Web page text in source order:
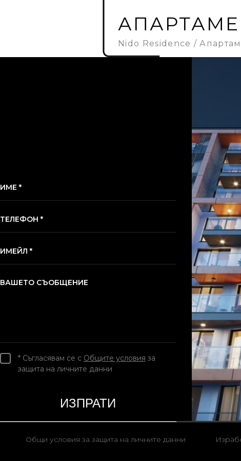
Nido Residence
ИМЕ *
ТЕЛЕФОН *
ИМЕЙЛ *
ВАШЕТО СЪОБЩЕНИЕ
* Съгласявам се с Общите условия за
защита на личните данни
Общи условия за защита на личните данни